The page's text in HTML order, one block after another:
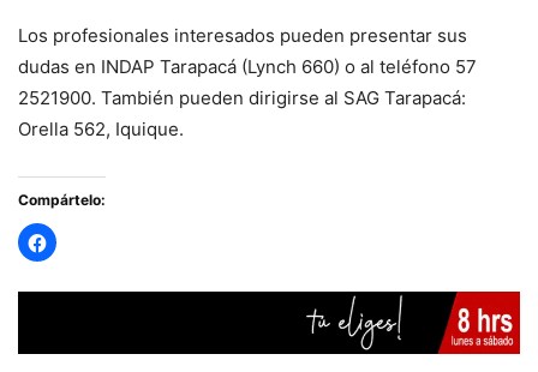
Los profesionales interesados pueden presentar sus
dudas en INDAP Tarapacá (Lynch 660) o al teléfono 57
2521900. También pueden dirigirse al SAG Tarapacá:
Orella 562, Iquique.
Compártelo: